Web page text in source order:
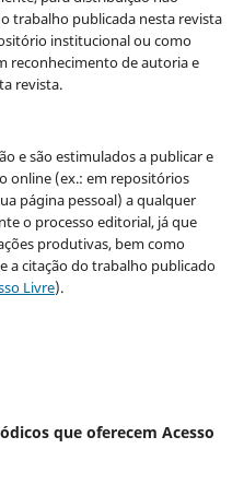
trabalho publicada nesta revista
institucional ou como
reconhecimento de autoria e
revista.
e são estimulados a publicar e
online (ex.: em repositórios
página pessoal) a qualquer
o processo editorial, já que
produtivas, bem como
a citação do trabalho publicado
Livre).
que oferecem Acesso